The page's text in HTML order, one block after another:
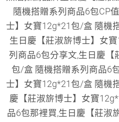
隨機搭贈系列商品6包CP
士】女寶12g*21包/盒 隨機
生日慶【莊淑旂博士】女
列商品6包分享文,生日慶【
包/盒 隨機搭贈系列商品6
士】女寶12g*21包/盒 隨機
慶【莊淑旂博士】女寶
品6包那裡買,生日慶【莊淑